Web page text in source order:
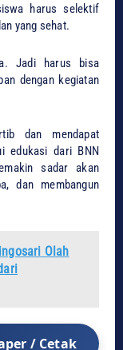
harus selektif
yang sehat.
Jadi harus bisa
dengan kegiatan
dan mendapat
edukasi dari BNN
sadar akan
dan membangun
Olah
/ Cetak